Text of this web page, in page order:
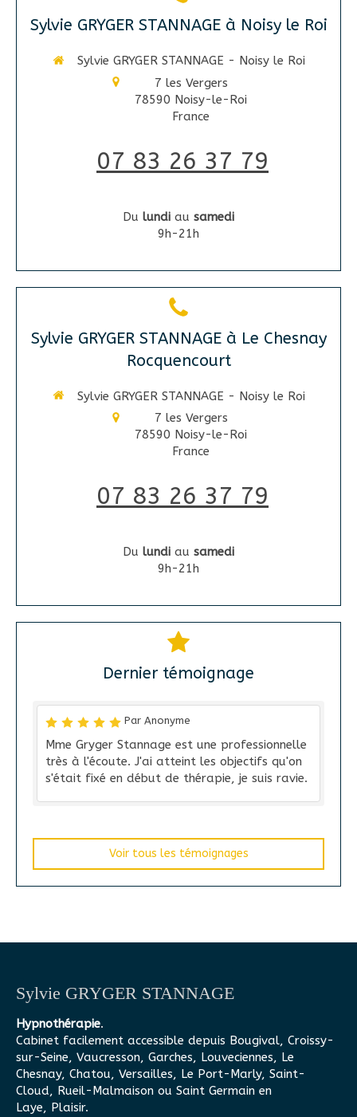
Sylvie GRYGER STANNAGE à Noisy le Roi
Sylvie GRYGER STANNAGE - Noisy le Roi
7 les Vergers
78590 Noisy-le-Roi
France
07 83 26 37 79
Du lundi au samedi
9h-21h
Sylvie GRYGER STANNAGE à Le Chesnay
Rocquencourt
Sylvie GRYGER STANNAGE - Noisy le Roi
7 les Vergers
78590 Noisy-le-Roi
France
07 83 26 37 79
Du lundi au samedi
9h-21h
Dernier témoignage
Par Anonyme
Mme Gryger Stannage est une professionnelle
très à l'écoute. J'ai atteint les objectifs qu'on
s'était fixé en début de thérapie, je suis ravie.
Voir tous les témoignages
Sylvie GRYGER STANNAGE
Hypnothérapie.
Cabinet facilement accessible depuis Bougival, Croissy-
sur-Seine, Vaucresson, Garches, Louveciennes, Le
Chesnay, Chatou, Versailles, Le Port-Marly, Saint-
Cloud, Rueil-Malmaison ou Saint Germain en
Laye, Plaisir.